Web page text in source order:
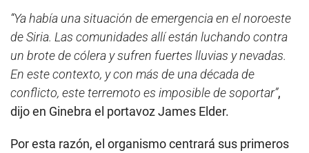
“Ya había una situación de emergencia en el noroeste
de Siria. Las comunidades allí están luchando contra
un brote de cólera y sufren fuertes lluvias y nevadas.
En este contexto, y con más de una década de
conflicto, este terremoto es imposible de soportar”,
dijo en Ginebra el portavoz James Elder.
Por esta razón, el organismo centrará sus primeros